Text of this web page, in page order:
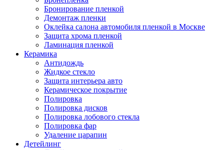
Бронирование пленкой
Демонтаж пленки
Оклейка салона автомобиля пленкой в Москве
Защита хрома пленкой
Ламинация пленкой
Керамика
Антидождь
Жидкое стекло
Защита интерьера авто
Керамическое покрытие
Полировка
Полировка дисков
Полировка лобового стекла
Полировка фар
Удаление царапин
Детейлинг